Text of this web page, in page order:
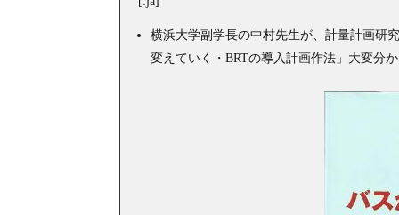
横浜大学副学長の中村先生が、計量計画研
変えていく・BRTの導入計画作法」大変分